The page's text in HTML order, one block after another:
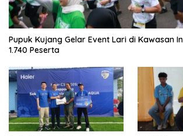
Pupuk Kujang Gelar Event Lari di Kawasan
1.740 Peserta